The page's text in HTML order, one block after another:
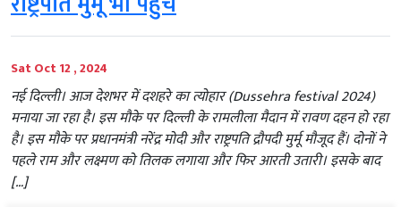
Sat Oct 12 , 2024
नई दिल्ली। आज देशभर में दशहरे का त्योहार (Dussehra festival 2024)
मनाया जा रहा है। इस मौके पर दिल्ली के रामलीला मैदान में रावण दहन हो रहा
है। इस मौके पर प्रधानमंत्री नरेंद्र मोदी और राष्ट्रपति द्रौपदी मुर्मू मौजूद हैं। दोनों ने
पहले राम और लक्ष्मण को तिलक लगाया और फिर आरती उतारी। इसके बाद
[…]